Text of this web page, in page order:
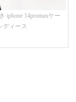
iphone 14promaxケー
ディース